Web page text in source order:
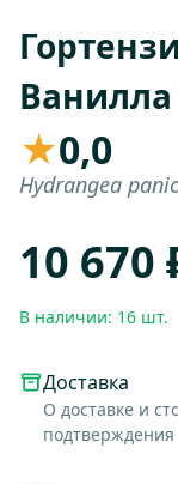
★0,0
Hydrangea
10 670
В наличии: 16 шт.
Доставка
О доставке и
подтверждения